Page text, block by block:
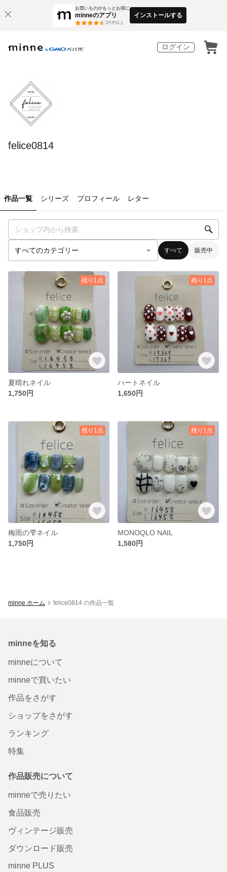
お買いものがもっとお得に
minneのアプリ
3万件以上
インストールする
ログイン
felice0814
作品一覧 シリーズ プロフィール レター
すべて 販売中
残り1点
夏晴れネイル
1,750円
残り1点
ハートネイル
1,650円
残り1点
梅雨の雫ネイル
1,750円
残り1点
MONOQLO NAIL
1,580円
minne ホーム felice0814 の作品一覧
minneを知る
minneについて
minneで買いたい
作品をさがす
ショップをさがす
ランキング
特集
作品販売について
minneで売りたい
食品販売
ヴィンテージ販売
ダウンロード販売
minne PLUS